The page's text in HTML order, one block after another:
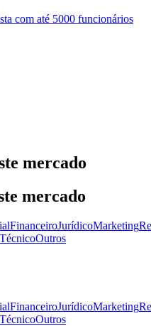
com até 5000 funcionários
mercado
mercado
FinanceiroJurídicoMarketing
TécnicoOutros
FinanceiroJurídicoMarketing
TécnicoOutros